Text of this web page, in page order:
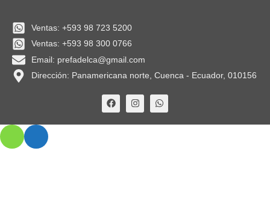
Ventas: +593 98 723 5200
Ventas: +593 98 300 0766
Email: prefadelca@gmail.com
Dirección: Panamericana norte, Cuenca - Ecuador, 010156